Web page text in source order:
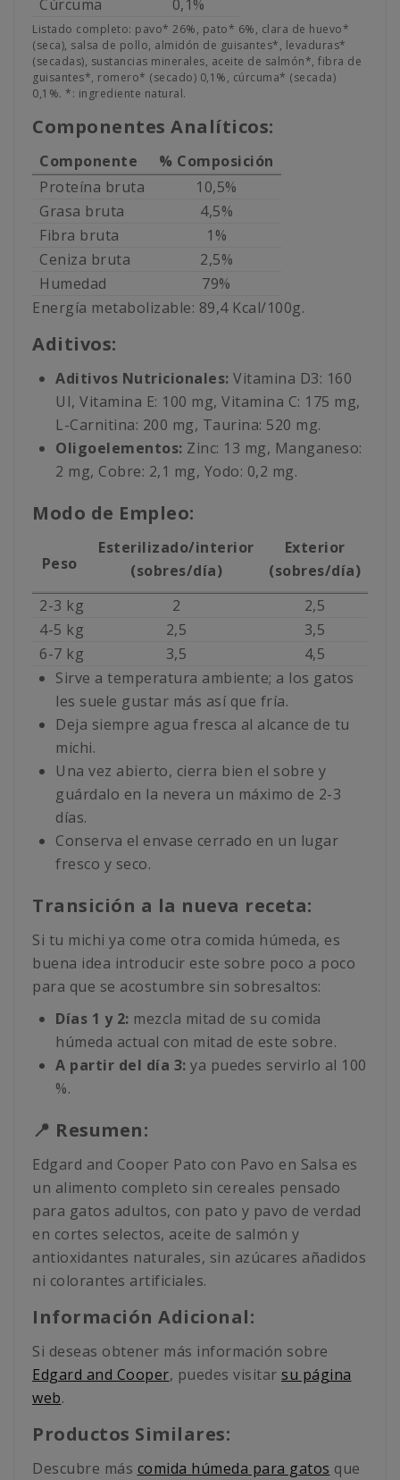
Cúrcuma 0,1%
Listado completo: pavo* 26%, pato* 6%, clara de huevo*
(seca), salsa de pollo, almidón de guisantes*, levaduras*
(secadas), sustancias minerales, aceite de salmón*, fibra de
guisantes*, romero* (secado) 0,1%, cúrcuma* (secada)
0,1%. *: ingrediente natural.
Componentes Analíticos:
Componente
% Composición
Proteína bruta
10,5%
Grasa bruta
4,5%
Fibra bruta
1%
Ceniza bruta
2,5%
Humedad
79%
Energía metabolizable: 89,4 Kcal/100g.
Aditivos:
Aditivos Nutricionales: Vitamina D3: 160
UI, Vitamina E: 100 mg, Vitamina C: 175 mg,
L-Carnitina: 200 mg, Taurina: 520 mg.
Oligoelementos: Zinc: 13 mg, Manganeso:
2 mg, Cobre: 2,1 mg, Yodo: 0,2 mg.
Modo de Empleo:
Peso
Esterilizado/interior
(sobres/día)
Exterior
(sobres/día)
2-3 kg
2
2,5
4-5 kg
2,5
3,5
6-7 kg
3,5
4,5
Sirve a temperatura ambiente; a los gatos
les suele gustar más así que fría.
Deja siempre agua fresca al alcance de tu
michi.
Una vez abierto, cierra bien el sobre y
guárdalo en la nevera un máximo de 2-3
días.
Conserva el envase cerrado en un lugar
fresco y seco.
Transición a la nueva receta:
Si tu michi ya come otra comida húmeda, es
buena idea introducir este sobre poco a poco
para que se acostumbre sin sobresaltos:
Días 1 y 2: mezcla mitad de su comida
húmeda actual con mitad de este sobre.
A partir del día 3: ya puedes servirlo al 100
%.
📍 Resumen:
Edgard and Cooper Pato con Pavo en Salsa es
un alimento completo sin cereales pensado
para gatos adultos, con pato y pavo de verdad
en cortes selectos, aceite de salmón y
antioxidantes naturales, sin azúcares añadidos
ni colorantes artificiales.
Información Adicional:
Si deseas obtener más información sobre
Edgard and Cooper, puedes visitar su página
web.
Productos Similares:
Descubre más comida húmeda para gatos que